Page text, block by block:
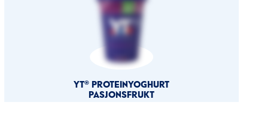
YT® PROTEINYOGHURT
PASJONSFRUKT